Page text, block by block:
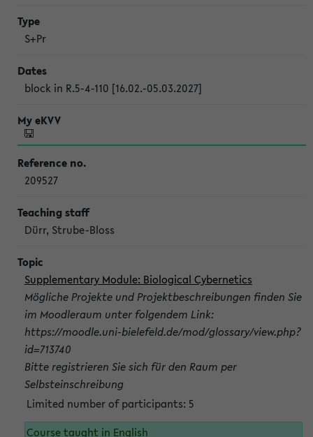
S+Pr
block in R.5-4-110 [16.02.-05.03.2027]
209527
Dürr, Strube-Bloss
Supplementary Module: Biological Cybernetics
Mögliche Projekte und Projektbeschreibungen finden Sie
im Moodleraum unter folgendem Link:
https://moodle.uni-bielefeld.de/mod/glossary/view.php?
id=713740
Bitte registrieren Sie sich für den Raum per
Selbsteinschreibung
Limited number of participants: 5
Course taught in English